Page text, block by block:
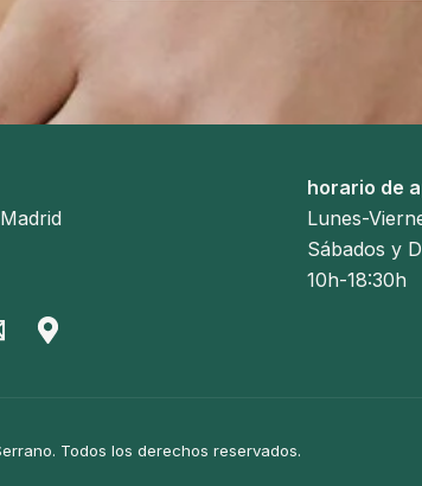
horario de
Lunes-
Sábados y
10h-18:30h
Todos los derechos reservados.